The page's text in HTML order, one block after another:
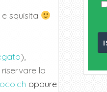
squisita
),
la
oppure